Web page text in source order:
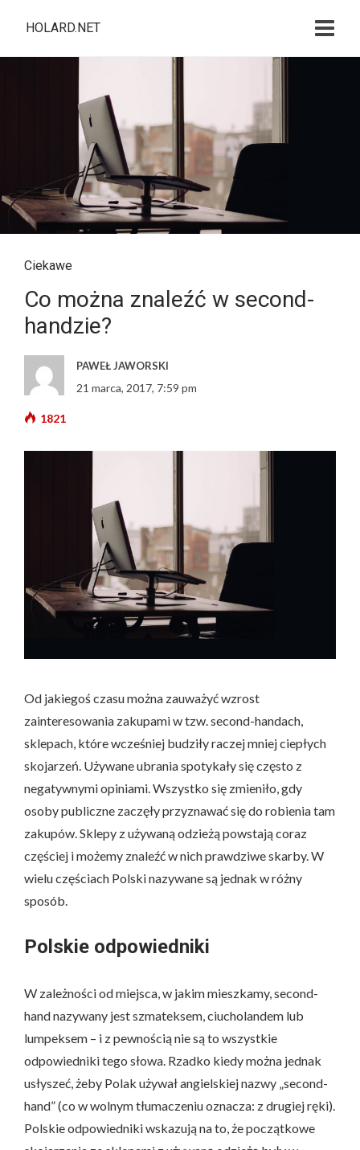
HOLARD.NET
Ciekawe
Co można znaleźć w second-
handzie?
PAWEŁ JAWORSKI
21 marca, 2017, 7:59 pm
1821
Od jakiegoś czasu można zauważyć wzrost
zainteresowania zakupami w tzw. second-handach,
sklepach, które wcześniej budziły raczej mniej ciepłych
skojarzeń. Używane ubrania spotykały się często z
negatywnymi opiniami. Wszystko się zmieniło, gdy
osoby publiczne zaczęły przyznawać się do robienia tam
zakupów. Sklepy z używaną odzieżą powstają coraz
częściej i możemy znaleźć w nich prawdziwe skarby. W
wielu częściach Polski nazywane są jednak w różny
sposób.
Polskie odpowiedniki
W zależności od miejsca, w jakim mieszkamy, second-
hand nazywany jest szmateksem, ciucholandem lub
lumpeksem – i z pewnością nie są to wszystkie
odpowiedniki tego słowa. Rzadko kiedy można jednak
usłyszeć, żeby Polak używał angielskiej nazwy „second-
hand” (co w wolnym tłumaczeniu oznacza: z drugiej ręki).
Polskie odpowiedniki wskazują na to, że początkowe